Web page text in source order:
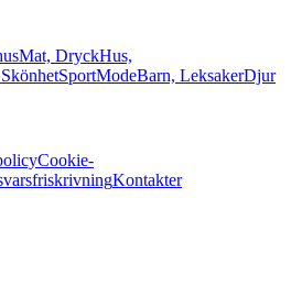
Mat, DryckHus,
SportModeBarn, LeksakerDjur
Cookie-
Kontakter